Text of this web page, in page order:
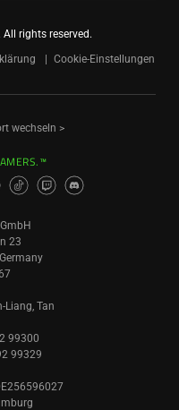
rights reserved.
Cookie-Einstellungen
wechseln >
23
Liang, Tan
99300
99329